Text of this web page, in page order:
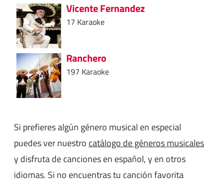
Vicente Fernandez
17 Karaoke
Ranchero
197 Karaoke
Si prefieres algún género musical en especial
puedes ver nuestro catálogo de géneros musicales
y disfruta de canciones en español, y en otros
idiomas. Si no encuentras tu canción favorita